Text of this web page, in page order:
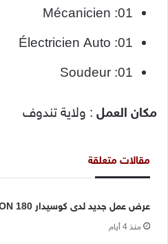
Mécanicien :01
Électricien Auto :01
Soudeur :01
مكان العمل : ولاية تندوف
مقالات متعلقة
عرض عمل جديد لدى كوسيدار COSIDER CANALISATION 180
منذ 4 أيام